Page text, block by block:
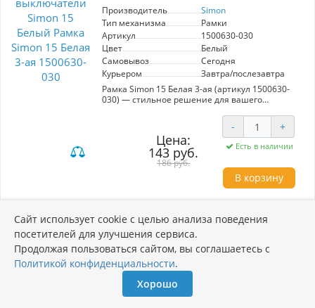
ваш индивидуальный стиль и качество жизни.
Производитель
Simon
Тип механизма
Рамки
Артикул
1500630-030
Цвет
Белый
Самовывоз
Сегодня
Курьером
Завтра/послезавтра
Рамка Simon 15 Белая 3-ая (артикул 1500630-
030) — стильное решение для вашего
высококачественных материалов, она
сочетает в себе прочный железный суппорт и
накладку из ABS пластика, что обеспечивает
долговечность и надежность. Линейка Simon
15 отличается европейским качеством по
разумной цене, делая эту рамку идеальной
для применения в любых помещениях. Белый
концепции. Рамка рассчитана на три
механизма, что позволяет удобно
комбинировать различные устройства, такие
как выключатели и розетки. Simon — это
каждому.
Цена:
143 руб.
186 руб.
- +
Есть в наличии
В корзину
Рамка Simon 15 Белая 2-ая 1500620-030
Артикул: 1500620-030
Производитель
Сайт использует cookie с целью анализа поведения
посетителей для улучшения сервиса.
Продолжая пользоваться сайтом, вы соглашаетесь с
Политикой конфиденциальности.
Хорошо